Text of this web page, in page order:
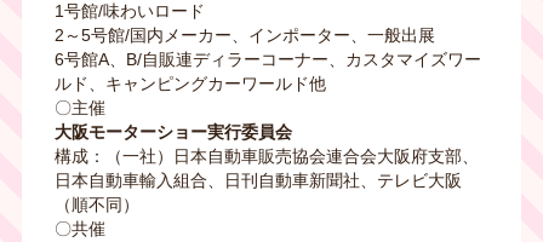
1号館/味わいロード
2～5号館/国内メーカー、インポーター、一般出展
6号館A、B/自販連ディラーコーナー、カスタマイズワー
ルド、キャンピングカーワールド他
〇主催
大阪モーターショー実行委員会
構成：（一社）日本自動車販売協会連合会大阪府支部、
日本自動車輸入組合、日刊自動車新聞社、テレビ大阪
（順不同）
〇共催